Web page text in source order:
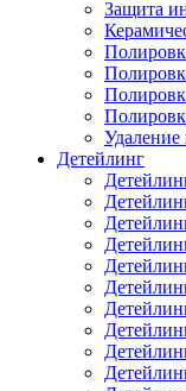
Защита
Удаление
Детейлинг